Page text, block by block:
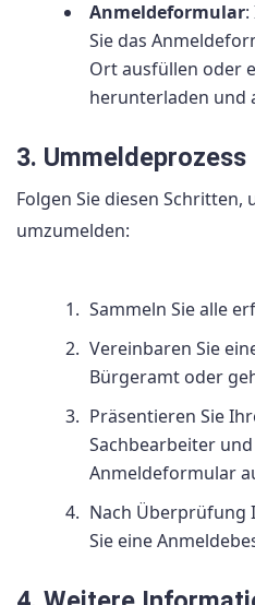
Anmeldeformular
Sie das
Ort ausfüllen oder
herunterladen und
3. Ummeldeprozess
Folgen Sie diesen Schritten,
umzumelden:
Sammeln Sie alle
Vereinbaren Sie
Bürgeramt oder
Präsentieren Sie
Sachbearbeiter
Anmeldeformular
Nach Überprüfung
Sie eine